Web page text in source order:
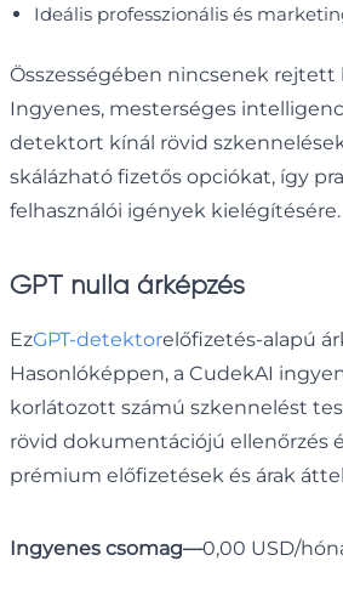
Ideális professzionális és
Összességében nincsenek rejtett
Ingyenes, mesterséges
detektort kínál rövid
skálázható fizetős opciókat, így
felhasználói igények kielégítésére.
GPT nulla árképzés
EzGPT-detektorelőfizetés-alapú
Hasonlóképpen, a CudekAI
korlátozott számú szkennelést
rövid dokumentációjú ellenőrzés
prémium előfizetések és árak
Ingyenes csomag—0,00 USD/